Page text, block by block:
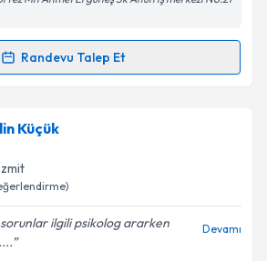
Randevu Talep Et
Talebi
Kenan Duymaz
Size bu uzmandan randevu
takvim hazırlandığında e-posta ile
Küçük
sorunlar ilgili psikolog ararken
Devamı